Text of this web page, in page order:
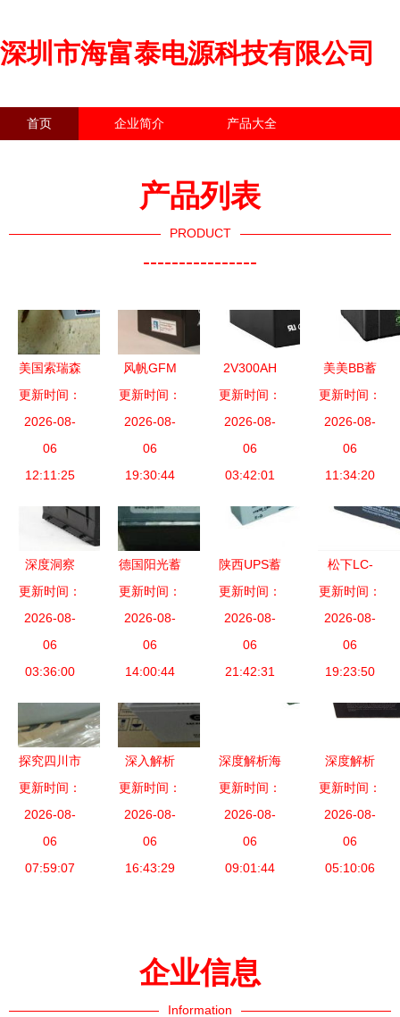
深圳市海富泰电源科技有限公司
首页 企业简介 产品大全
产品列表
PRODUCT
----------------
美国索瑞森
蓄电池
soruisen蓄
电池 工业
专用
更新时间：
2026-08-
06
12:11:25
风帆GFM
300Ah工业
蓄电池全面
参数解析
更新时间：
2026-08-
06
19:30:44
2V300AH
工业蓄电池
稳定可靠的
储能基石
更新时间：
2026-08-
06
03:42:01
美美BB蓄
电池
BC120-12
工业能源存
储的可靠之
更新时间：
2026-08-
06
11:34:20
深度洞察
为什么江森
蓄电池成为
宁夏上陵
Jeep4S店
质守护
者”？-汽车
之家工业动
更新时间：
2026-08-
06
03:36:00
德国阳光蓄
电池
A412/5.5
SR 工业领
域的可靠能
更新时间：
2026-08-
06
14:00:44
陕西UPS蓄
电池 工业
领域的可靠
动力核心
更新时间：
2026-08-
06
21:42:31
松下LC-
RA127R免
维护蓄电工
业蓄电池
可靠能源的
更新时间：
2026-08-
06
19:23:50
探究四川市
场海志蓄电
池
12V100Ah
进口系列的
更新时间：
2026-08-
06
07:59:07
深入解析
SP12-65圣
阳免维护铅
酸蓄电池
12V65Ah工
析
更新时间：
2026-08-
06
16:43:29
深度解析海
盗蓄电池
GEL12V系
列12V65Ah
工业蓄电池
更新时间：
2026-08-
06
09:01:44
深度解析
MGE
M2AL12
150蓄电池
施耐德技术
更新时间：
2026-08-
06
05:10:06
企业信息
Information